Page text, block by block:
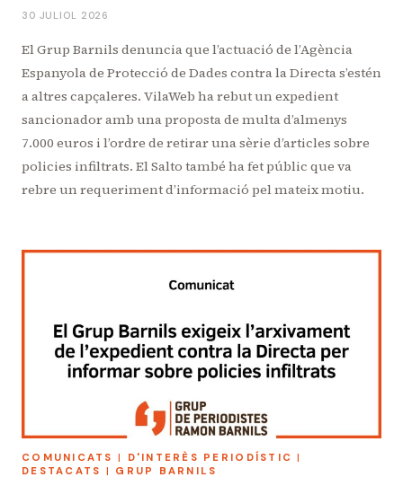
30 JULIOL 2026
El Grup Barnils denuncia que l’actuació de l’Agència
Espanyola de Protecció de Dades contra la Directa s’estén
a altres capçaleres. VilaWeb ha rebut un expedient
sancionador amb una proposta de multa d’almenys
7.000 euros i l’ordre de retirar una sèrie d’articles sobre
policies infiltrats. El Salto també ha fet públic que va
rebre un requeriment d’informació pel mateix motiu.
COMUNICATS | D'INTERÈS PERIODÍSTIC |
DESTACATS | GRUP BARNILS